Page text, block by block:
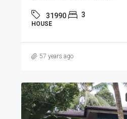
31990 3
HOUSE
57 years ago